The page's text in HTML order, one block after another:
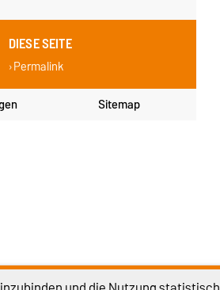
DIESE SEITE
Permalink
Sitemap